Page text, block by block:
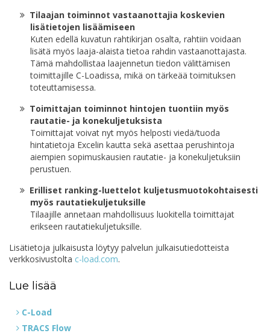
Tilaajan toiminnot vastaanottajia koskevien
lisätietojen lisäämiseen
Kuten edellä kuvatun rahtikirjan osalta, rahtiin voidaan
lisätä myös laaja-alaista tietoa rahdin vastaanottajasta.
Tämä mahdollistaa laajennetun tiedon välittämisen
toimittajille C-Loadissa, mikä on tärkeää toimituksen
toteuttamisessa.
Toimittajan toiminnot hintojen tuontiin myös
rautatie- ja konekuljetuksista
Toimittajat voivat nyt myös helposti viedä/tuoda
hintatietoja Excelin kautta sekä asettaa perushintoja
aiempien sopimuskausien rautatie- ja konekuljetuksiin
perustuen.
Erilliset ranking-luettelot kuljetusmuotokohtaisesti
myös rautatiekuljetuksille
Tilaajille annetaan mahdollisuus luokitella toimittajat
erikseen rautatiekuljetuksille.
Lisätietoja julkaisusta löytyy palvelun julkaisutiedotteista
verkkosivustolta c-load.com.
Lue lisää
C-Load
TRACS Flow